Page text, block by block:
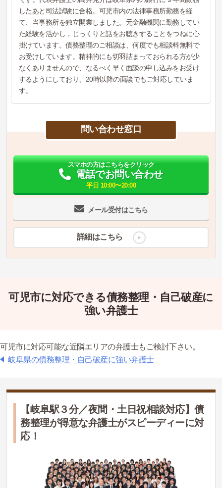
したあと司法試験に合格。可児市内の法律事務所勤務を経
て、当事務所を独立開業しました。元金融機関に勤務してい
た経験を活かし，じっくりと話をお聴きすることをつねに心
掛けています。債務整理のご相談は、何度でも相談料無料で
お受けしています。精神的にも切羽詰まっておられる方が少
なくありませんので、なるべく早く面談の申し込みをお受け
するようにしており、20時以降の面談でもご対応していま
す。
問い合わせ窓口
メール受付はこちら
スマホの方はこちらをクリック
電話でお問い合わせ
平日 10:00〜20:00
詳細はこちら
可児市に対応できる債務整理・自己破産に
強い弁護士
可児市に対応可能な近隣エリアの弁護士もご検討下さい。
岐阜県の債務整理・自己破産に強い弁護士
【岐阜駅３分／夜間・土日祝相談対応】債
務整理が得意な弁護士がスピーディーに対
応！